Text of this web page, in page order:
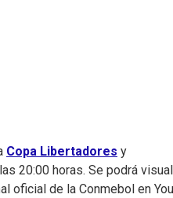
Copa Libertadores y
20:00 horas. Se podrá
oficial de la Conmebol en